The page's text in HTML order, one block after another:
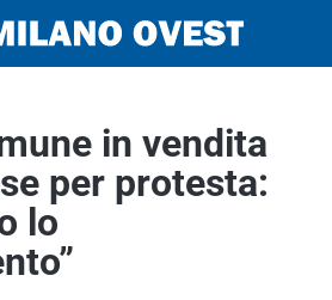
in vendita
per protesta:
lo